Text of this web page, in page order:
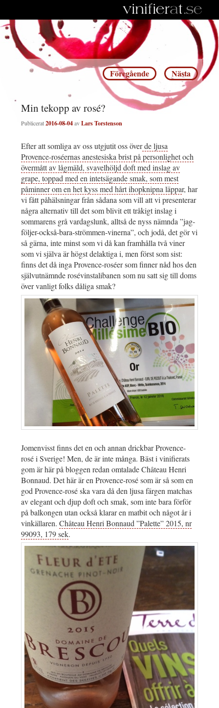
Inläggsnavigering
Föregående Nästa
Min tekopp av rosé?
Publicerat2016-08-04avLars Torstenson
Efter att somliga av oss utgjutit oss överde ljusa
Provence-roséernas anestesiska brist på personlighet och
övermått av lågmäld, svavelhöljd doft med inslag av
grape, toppad med en intetsägande smak, som mest
påminner om en het kyss med hårt ihopknipna läppar, har
vi fått påhälsningar från sådana som vill att vi presenterar
några alternativ till det som blivit ett tråkigt inslag i
sommarens grå vardagslunk, alltså de nyss nämnda ”jag-
följer-också-bara-strömmen-vinerna”, och jodå, det gör vi
så gärna, inte minst som vi då kan framhålla två viner
som vi själva är högst delaktiga i, men först som sist:
finns det då inga Provence-roséer som finner nåd hos den
självutnämnde rosévinstalibanen som nu satt sig till doms
över vanligt folks dåliga smak?
Jomenvisst finns det en och annan drickbar Provence-
rosé i Sverige! Men, de är inte många. Bäst i vinifierats
gom är här på bloggen redan omtalade Château Henri
Bonnaud. Det här är en Provence-rosé som är så som en
god Provence-rosé ska vara då den ljusa färgen matchas
av elegant och djup doft och smak, som inte bara förför
på balkongen utan också klarar en matbit och något år i
vinkällaren. Château Henri Bonnaud ”Palette” 2015, nr
99093, 179 sek.